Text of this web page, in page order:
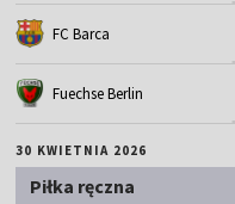
FC Barca
Fuechse Berlin
30 KWIETNIA 2026
Piłka ręczna